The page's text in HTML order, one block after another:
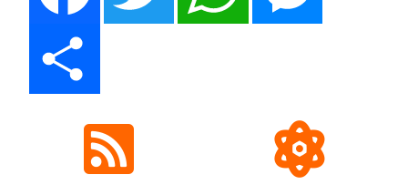
Poręba
2026-09-05